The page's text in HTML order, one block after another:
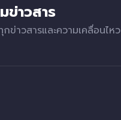
ข่าวสาร
ข่าวสารและความเคลื่อนไหว